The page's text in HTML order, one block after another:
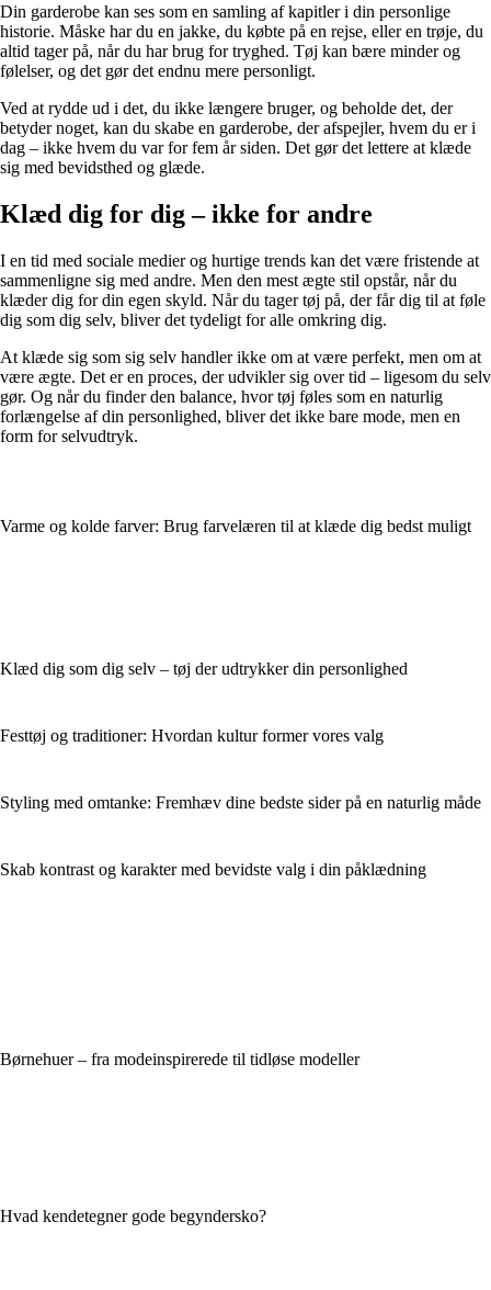
Din garderobe kan ses som en samling af kapitler i din personlige
historie. Måske har du en jakke, du købte på en rejse, eller en trøje, du
altid tager på, når du har brug for tryghed. Tøj kan bære minder og
følelser, og det gør det endnu mere personligt.
Ved at rydde ud i det, du ikke længere bruger, og beholde det, der
betyder noget, kan du skabe en garderobe, der afspejler, hvem du er i
dag – ikke hvem du var for fem år siden. Det gør det lettere at klæde
sig med bevidsthed og glæde.
Klæd dig for dig – ikke for andre
I en tid med sociale medier og hurtige trends kan det være fristende at
sammenligne sig med andre. Men den mest ægte stil opstår, når du
klæder dig for din egen skyld. Når du tager tøj på, der får dig til at føle
dig som dig selv, bliver det tydeligt for alle omkring dig.
At klæde sig som sig selv handler ikke om at være perfekt, men om at
være ægte. Det er en proces, der udvikler sig over tid – ligesom du selv
gør. Og når du finder den balance, hvor tøj føles som en naturlig
forlængelse af din personlighed, bliver det ikke bare mode, men en
form for selvudtryk.
Varme og kolde farver: Brug farvelæren til at klæde dig bedst muligt
Klæd dig som dig selv – tøj der udtrykker din personlighed
Festtøj og traditioner: Hvordan kultur former vores valg
Styling med omtanke: Fremhæv dine bedste sider på en naturlig måde
Skab kontrast og karakter med bevidste valg i din påklædning
Børnehuer – fra modeinspirerede til tidløse modeller
Hvad kendetegner gode begyndersko?